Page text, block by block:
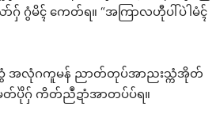
ဂွံမိၚ် ကေတ်ရ။ “အကြာလဟီုပါ်ပဲါမံၚ်
ရဴဝွံ အလုံဂကူမန် ညာတ်တုပ်အာညးသ္ကံအိုတ်
တ်ပိုဲဂှ် ကိတ်ညဳဍာံအာတပ်ပ်ရ။